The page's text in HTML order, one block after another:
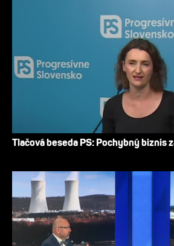
Tlačová beseda PS: Pochybný biznis